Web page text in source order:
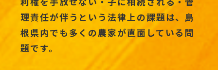
理責任が伴うという法律上の課題は、島
根県内でも多くの農家が直面している問
題です。